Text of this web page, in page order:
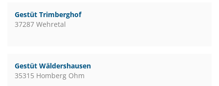
Gestüt Trimberghof
37287 Wehretal
Gestüt Wäldershausen
35315 Homberg Ohm